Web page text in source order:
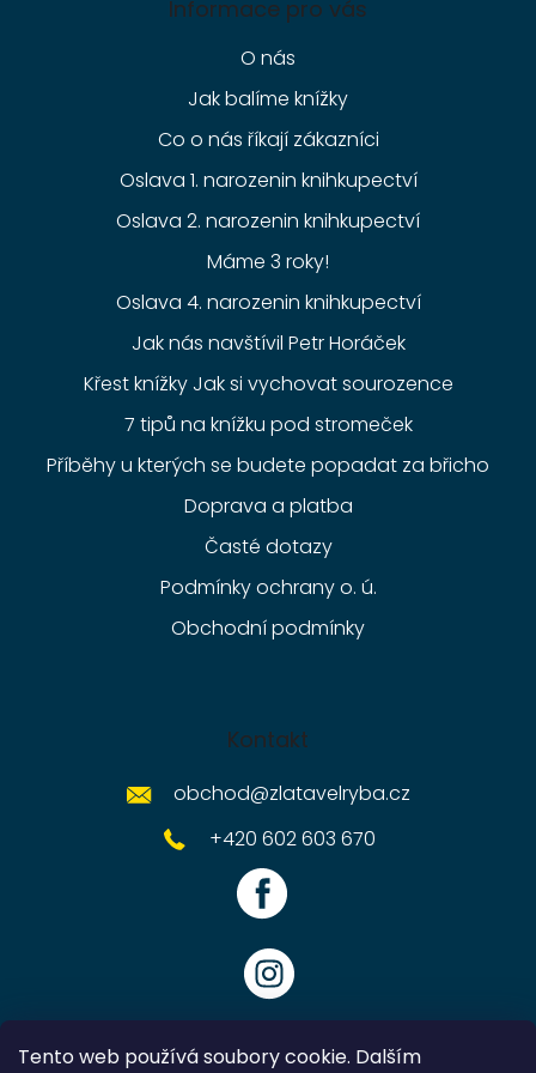
Tento web používá soubory cookie. Dalším
Informace pro vás
O nás
Jak balíme knížky
Co o nás říkají zákazníci
Oslava 1. narozenin knihkupectví
Oslava 2. narozenin knihkupectví
Máme 3 roky!
Oslava 4. narozenin knihkupectví
Jak nás navštívil Petr Horáček
Křest knížky Jak si vychovat sourozence
7 tipů na knížku pod stromeček
Příběhy u kterých se budete popadat za břicho
Doprava a platba
Časté dotazy
Podmínky ochrany o. ú.
Obchodní podmínky
Kontakt
obchod@zlatavelryba.cz
+420 602 603 670